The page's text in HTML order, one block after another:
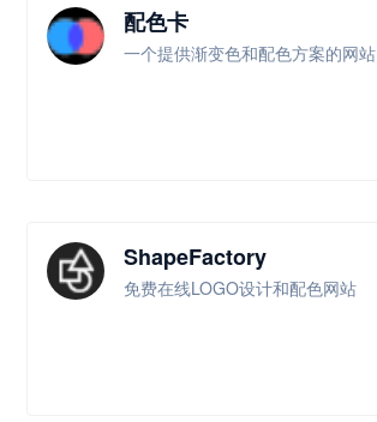
配色卡
一个提供渐变色和配色方案的网站
ShapeFactory
免费在线LOGO设计和配色网站